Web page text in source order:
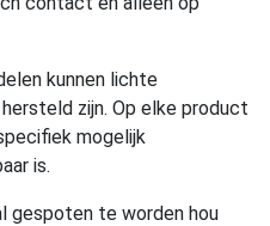
kunnen lichte
zijn. Op elke product
mogelijk
is.
gespoten te worden hou